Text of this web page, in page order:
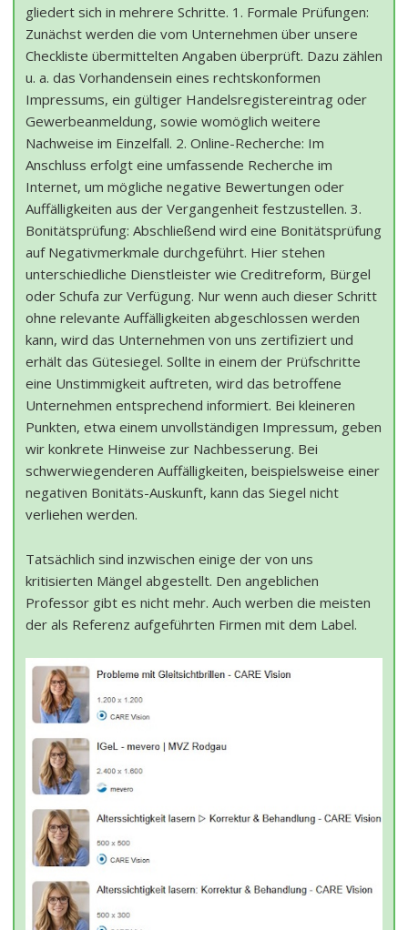
gliedert sich in mehrere Schritte. 1. Formale Prüfungen:
Zunächst werden die vom Unternehmen über unsere
Checkliste übermittelten Angaben überprüft. Dazu zählen
u. a. das Vorhandensein eines rechtskonformen
Impressums, ein gültiger Handelsregistereintrag oder
Gewerbeanmeldung, sowie womöglich weitere
Nachweise im Einzelfall. 2. Online-Recherche: Im
Anschluss erfolgt eine umfassende Recherche im
Internet, um mögliche negative Bewertungen oder
Auffälligkeiten aus der Vergangenheit festzustellen. 3.
Bonitätsprüfung: Abschließend wird eine Bonitätsprüfung
auf Negativmerkmale durchgeführt. Hier stehen
unterschiedliche Dienstleister wie Creditreform, Bürgel
oder Schufa zur Verfügung. Nur wenn auch dieser Schritt
ohne relevante Auffälligkeiten abgeschlossen werden
kann, wird das Unternehmen von uns zertifiziert und
erhält das Gütesiegel. Sollte in einem der Prüfschritte
eine Unstimmigkeit auftreten, wird das betroffene
Unternehmen entsprechend informiert. Bei kleineren
Punkten, etwa einem unvollständigen Impressum, geben
wir konkrete Hinweise zur Nachbesserung. Bei
schwerwiegenderen Auffälligkeiten, beispielsweise einer
negativen Bonitäts-Auskunft, kann das Siegel nicht
verliehen werden.
Tatsächlich sind inzwischen einige der von uns
kritisierten Mängel abgestellt. Den angeblichen
Professor gibt es nicht mehr. Auch werben die meisten
der als Referenz aufgeführten Firmen mit dem Label.